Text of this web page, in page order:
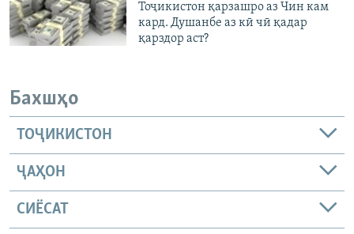
Тоҷикистон қарзашро аз Чин кам
кард. Душанбе аз кӣ чӣ қадар
қарздор аст?
Бахшҳо
ТОҶИКИСТОН
ҶАҲОН
СИЁСАТ